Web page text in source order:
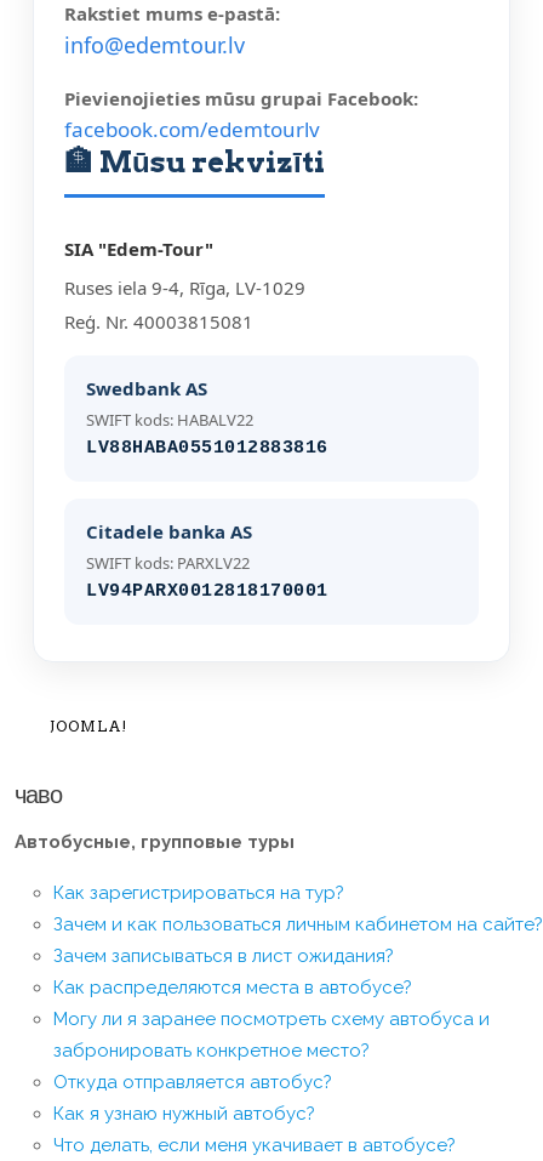
Rakstiet mums e-pastā:
info@edemtour.lv
Pievienojieties mūsu grupai Facebook:
facebook.com/edemtourlv
🏦 Mūsu rekvizīti
SIA "Edem-Tour"
Ruses iela 9-4, Rīga, LV-1029
Reģ. Nr. 40003815081
Swedbank AS
SWIFT kods: HABALV22
LV88HABA0551012883816
Citadele banka AS
SWIFT kods: PARXLV22
LV94PARX0012818170001
JOOMLA!
чаво
Автобусные, групповые туры
Как зарегистрироваться на тур?
Зачем и как пользоваться личным кабинетом на сайте?
Зачем записываться в лист ожидания?
Как распределяются места в автобусе?
Могу ли я заранее посмотреть схему автобуса и
забронировать конкретное место?
Откуда отправляется автобус?
Как я узнаю нужный автобус?
Что делать, если меня укачивает в автобусе?